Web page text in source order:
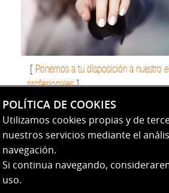
[ Ponemos a tu disposición a nuestro
profesionales ]
Amilaga, 22
POLÍTICA DE COOKIES
Utilizamos cookies propias y de
nuestros servicios mediante el
navegación.
Si continua navegando,
uso.